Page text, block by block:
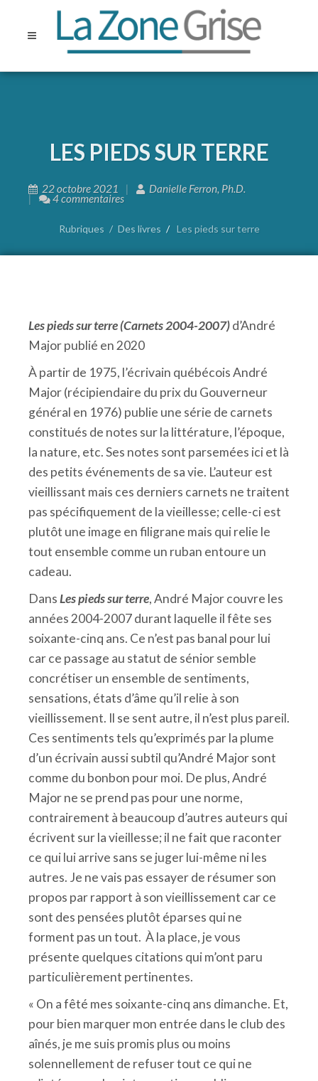
LES PIEDS SUR TERRE
22 octobre 2021 Danielle Ferron, Ph.D.
4 commentaires
Rubriques Des livres Les pieds sur terre
Les pieds sur terre(Carnets 2004-2007)d’André
Major publié en 2020
À partir de 1975, l’écrivain québécois André
Major (récipiendaire du prix du Gouverneur
général en 1976) publie une série de carnets
constitués de notes sur la littérature, l’époque,
la nature, etc. Ses notes sont parsemées ici et là
des petits événements de sa vie. L’auteur est
vieillissant mais ces derniers carnets ne traitent
pas spécifiquement de la vieillesse; celle-ci est
plutôt une image en filigrane mais qui relie le
tout ensemble comme un ruban entoure un
cadeau.
DansLes pieds sur terre, André Major couvre les
années 2004-2007 durant laquelle il fête ses
soixante-cinq ans. Ce n’est pas banal pour lui
car ce passage au statut de sénior semble
concrétiser un ensemble de sentiments,
sensations, états d’âme qu’il relie à son
vieillissement. Il se sent autre, il n’est plus pareil.
Ces sentiments tels qu’exprimés par la plume
d’un écrivain aussi subtil qu’André Major sont
comme du bonbon pour moi. De plus, André
Major ne se prend pas pour une norme,
contrairement à beaucoup d’autres auteurs qui
écrivent sur la vieillesse; il ne fait que raconter
ce qui lui arrive sans se juger lui-même ni les
autres. Je ne vais pas essayer de résumer son
propos par rapport à son vieillissement car ce
sont des pensées plutôt éparses qui ne
forment pas un tout. À la place, je vous
présente quelques citations qui m’ont paru
particulièrement pertinentes.
« On a fêté mes soixante-cinq ans dimanche. Et,
pour bien marquer mon entrée dans le club des
aînés, je me suis promis plus ou moins
solennellement de refuser tout ce qui ne